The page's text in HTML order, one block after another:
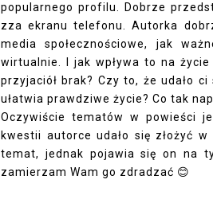
popularnego profilu. Dobrze
zza ekranu telefonu. Autorka
media społecznościowe, jak
wirtualnie. I jak wpływa to na
przyjaciół brak? Czy to, że udało
ułatwia prawdziwe życie? Co tak
Oczywiście tematów w powieści
kwestii autorce udało się złożyć
temat, jednak pojawia się on na
zamierzam Wam go zdradzać 😊